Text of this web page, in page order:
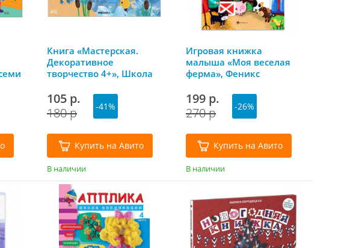
Книга «Мастерская.
Декоративное
творчество 4+», Школа
105 р.
180 р
-41%
Купить на Авито
В наличии
Игровая книжка
малыша «Моя веселая
ферма», Феникс
199 р.
270 р
-26%
Купить на Авито
В наличии